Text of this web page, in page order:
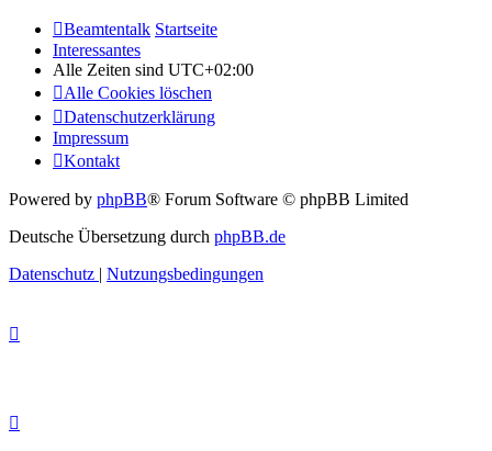
Beamtentalk Startseite
Interessantes
Alle Zeiten sind UTC+02:00
Alle Cookies löschen
Datenschutzerklärung
Impressum
Kontakt
Powered by phpBB® Forum Software © phpBB Limited
Deutsche Übersetzung durch phpBB.de
Datenschutz | Nutzungsbedingungen